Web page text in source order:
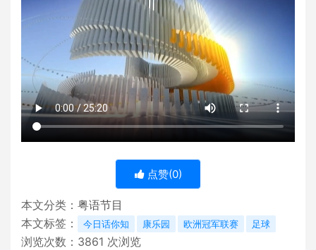
点赞(0)
本文分类： 粤语节目
本文标签：
今日话你知 康乐园 欧洲冠军联赛 足球
浏览次数： 3861 次浏览